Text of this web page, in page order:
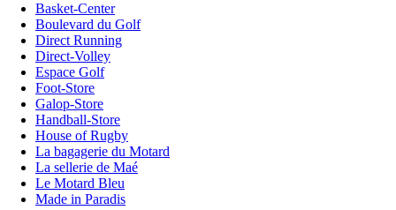
Basket-Center
Boulevard du Golf
Direct Running
Direct-Volley
Espace Golf
Foot-Store
Galop-Store
Handball-Store
House of Rugby
La bagagerie du Motard
La sellerie de Maé
Le Motard Bleu
Made in Paradis